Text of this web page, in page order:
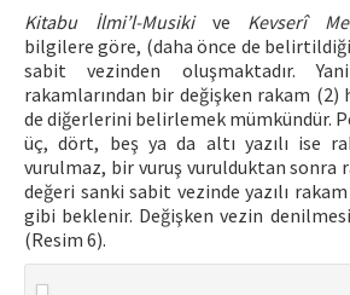
Kitabu İlmi’l-Musikive Kevserî
bilgilere göre, (daha önce de
sabit vezinden oluşmaktadır.
rakamlarından bir değişken rakam (2)
de diğerlerini belirlemek mümkündür.
üç, dört, beş ya da altı yazılı ise
vurulmaz, bir vuruş vurulduktan sonra
değeri sanki sabit vezinde yazılı
gibi beklenir. Değişken vezin
(Resim 6).